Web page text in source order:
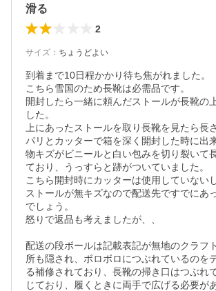
滑る
2
サイズ ： ちょうどよい
到着まで10日程かかり待ち焦がれました。
こちら雪国のため長靴は必需品です。
開封したら一緒に頼んだストールが長靴の
した。
上にあったストールを取り長靴を見たら長
パリとカッターで箱を深く開封した時に出
物キズがビニールと白い包みを切り裂いて
ており、うっすらと跡がついていました。
こちら開封時にカッターは使用していない
ストールが無キズなので配送先ですでにあ
でしょう。
怒りで返品も考えましたが、、
配送の段ボールは記載表記が無地のクラフ
所も隠され、ボロボロにつぶれているのを
る補修されており、長靴の掃き口はつぶれ
じており、履くときに両手で広げる必要が